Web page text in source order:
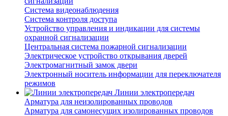
Система видеонаблюдения
Система контроля доступа
Устройство управления и индикации для системы
охранной сигнализации
Центральная система пожарной сигнализации
Электрическое устройство открывания дверей
Электромагнитный замок двери
Электронный носитель информации для переключателя
режимов
Линии электропередач
Арматура для неизолированных проводов
Арматура для самонесущих изолированных проводов